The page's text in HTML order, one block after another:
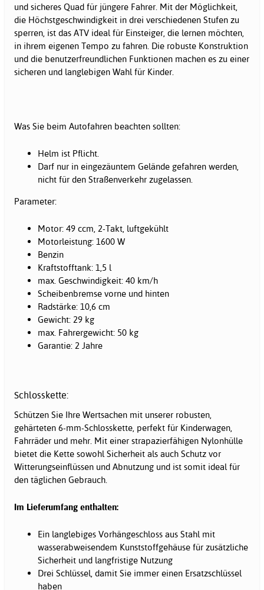
und sicheres Quad für jüngere Fahrer. Mit der Möglichkeit,
die Höchstgeschwindigkeit in drei verschiedenen Stufen zu
sperren, ist das ATV ideal für Einsteiger, die lernen möchten,
in ihrem eigenen Tempo zu fahren. Die robuste Konstruktion
und die benutzerfreundlichen Funktionen machen es zu einer
sicheren und langlebigen Wahl für Kinder.
Was Sie beim Autofahren beachten sollten:
Helm ist Pflicht.
Darf nur in eingezäuntem Gelände gefahren werden,
nicht für den Straßenverkehr zugelassen.
Parameter:
Motor: 49 ccm, 2-Takt, luftgekühlt
Motorleistung: 1600 W
Benzin
Kraftstofftank: 1,5 l
max. Geschwindigkeit: 40 km/h
Scheibenbremse vorne und hinten
Radstärke: 10,6 cm
Gewicht: 29 kg
max. Fahrergewicht: 50 kg
Garantie: 2 Jahre
Schlosskette:
Schützen Sie Ihre Wertsachen mit unserer robusten,
gehärteten 6-mm-Schlosskette, perfekt für Kinderwagen,
Fahrräder und mehr. Mit einer strapazierfähigen Nylonhülle
bietet die Kette sowohl Sicherheit als auch Schutz vor
Witterungseinflüssen und Abnutzung und ist somit ideal für
den täglichen Gebrauch.
Im Lieferumfang enthalten:
Ein langlebiges Vorhängeschloss aus Stahl mit
wasserabweisendem Kunststoffgehäuse für zusätzliche
Sicherheit und langfristige Nutzung
Drei Schlüssel, damit Sie immer einen Ersatzschlüssel
haben